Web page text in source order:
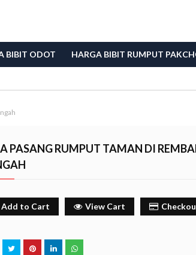
BIBIT ODOT HARGA BIBIT RUMPUT
PASANG RUMPUT TAMAN DI
Add to Cart View Cart